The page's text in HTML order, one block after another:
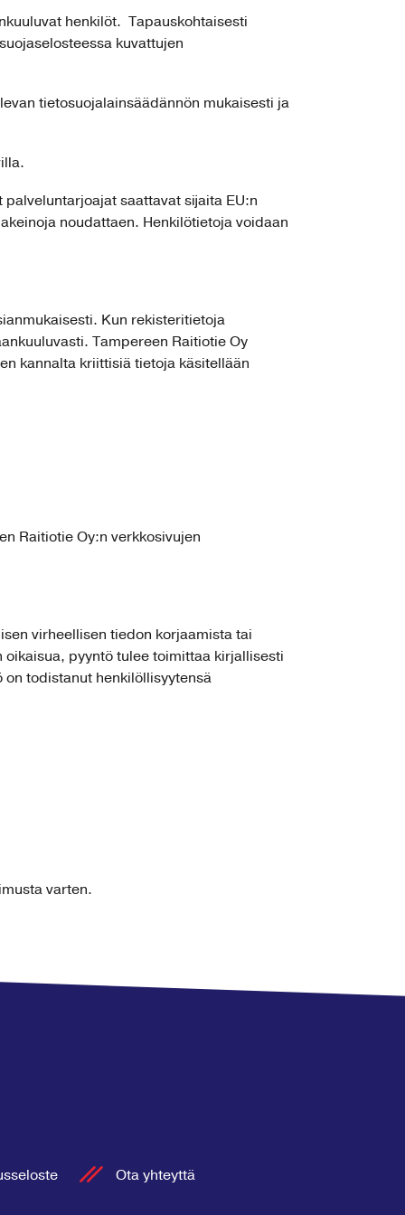
henkilöt. Tapauskohtaisesti
kuvattujen
tietosuojalainsäädännön mukaisesti ja
saattavat sijaita EU:n
noudattaen. Henkilötietoja voidaan
Kun rekisteritietoja
Tampereen Raitiotie Oy
kannalta kriittisiä tietoja käsitellään
Raitiotie Oy:n verkkosivujen
virheellisen tiedon korjaamista tai
pyyntö tulee toimittaa kirjallisesti
todistanut henkilöllisyytensä
varten.
Ota yhteyttä